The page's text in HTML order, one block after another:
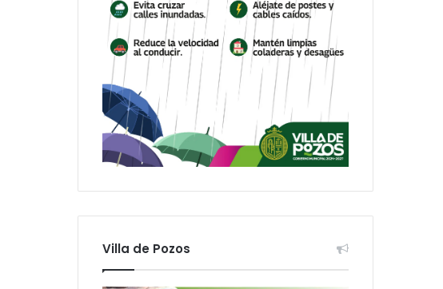
Villa de Pozos